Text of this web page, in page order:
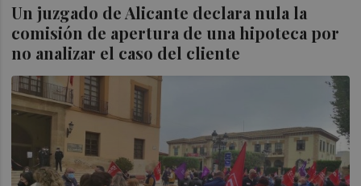
Un juzgado de Alicante declara nula la
comisión de apertura de una hipoteca por
no analizar el caso del cliente